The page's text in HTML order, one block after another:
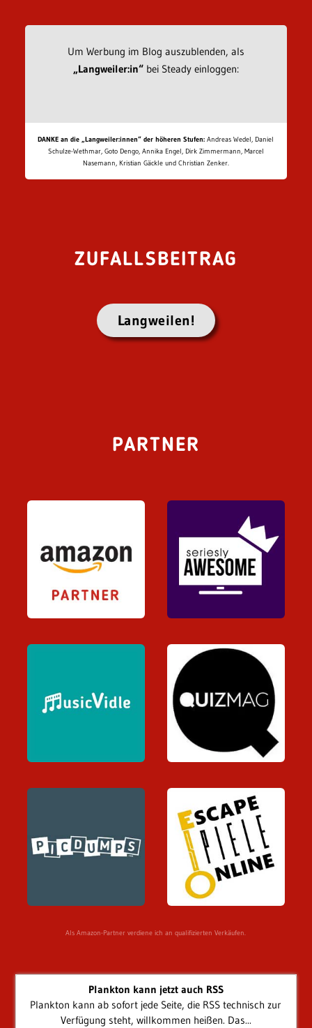
Um Werbung im Blog auszublenden, als
„Langweiler:in“bei Steady einloggen:
DANKE an die „Langweiler:innen“ der höheren Stufen: Andreas Wedel, Daniel
Schulze-Wethmar, Goto Dengo, Annika Engel, Dirk Zimmermann, Marcel
Nasemann, Kristian Gäckle und Christian Zenker.
ZUFALLSBEITRAG
Langweilen!
PARTNER
Als Amazon-Partner verdiene ich an qualifizierten Verkäufen.
Plankton kann jetzt auch RSS
Plankton kann ab sofort jede Seite, die RSS technisch zur
Verfügung steht, willkommen heißen. Das...